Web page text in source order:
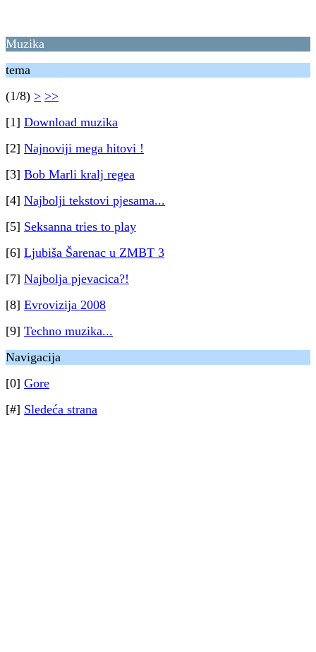
Muzika
tema
(1/8) > >>
[1] Download muzika
[2] Najnoviji mega hitovi !
[3] Bob Marli kralj regea
[4] Najbolji tekstovi pjesama...
[5] Seksanna tries to play
[6] Ljubiša Šarenac u ZMBT 3
[7] Najbolja pjevacica?!
[8] Evrovizija 2008
[9] Techno muzika...
Navigacija
[0] Gore
[#] Sledeća strana